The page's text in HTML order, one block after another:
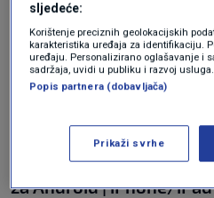
Nurdagi je teško
7,8 u veljači 2023., koji je
ljudi u Turskoj i više od
N1 pratite putem
zaAndroid|iPhone/iPad
sljedeće:
Korištenje preciznih geolokacijskih
karakteristika uređaja za identifikaciju.
uređaju. Personalizirano oglašavanje i
sadržaja, uvidi u publiku i razvoj usluga.
Popis partnera (dobavljača)
Prikaži svrhe